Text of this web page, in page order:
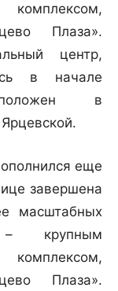
Плаза».
центр,
в начале
в
еще
завершена
масштабных
– крупным
Плаза».